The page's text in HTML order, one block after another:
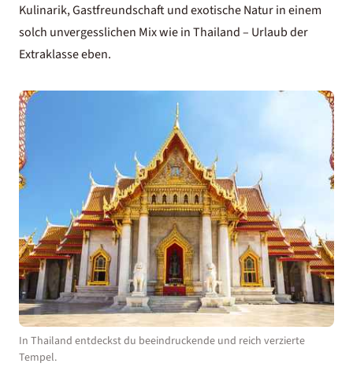
Kulinarik, Gastfreundschaft und exotische Natur in einem
solch unvergesslichen Mix wie in Thailand – Urlaub der
Extraklasse eben.
In Thailand entdeckst du beeindruckende und reich verzierte
Tempel.